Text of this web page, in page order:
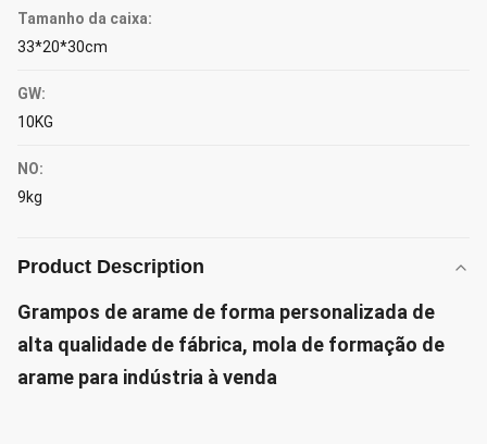
Tamanho da caixa:
33*20*30cm
GW:
10KG
NO:
9kg
Product Description
Grampos de arame de forma personalizada de
alta qualidade de fábrica, mola de formação de
arame para indústria à venda